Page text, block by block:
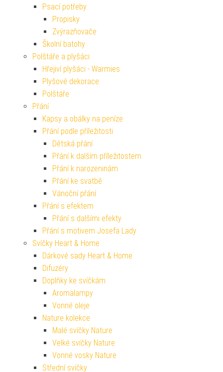
Psací potřeby
Propisky
Zvýrazňovače
Školní batohy
Polštáře a plyšáci
Hřejiví plyšáci - Warmies
Plyšové dekorace
Polštáře
Přání
Kapsy a obálky na peníze
Přání podle příležitosti
Dětská přání
Přání k dalším příležitostem
Přání k narozeninám
Přání ke svatbě
Vánoční přání
Přání s efektem
Přání s dalšími efekty
Přání s motivem Josefa Lady
Svíčky Heart & Home
Dárkové sady Heart & Home
Difuzéry
Doplňky ke svíčkám
Aromalampy
Vonné oleje
Nature kolekce
Malé svíčky Nature
Velké svíčky Nature
Vonné vosky Nature
Střední svíčky